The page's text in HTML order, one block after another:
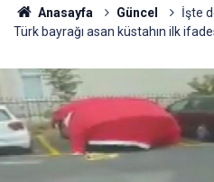
Anasayfa Güncel
İşte
Türk bayrağı asan küstahın ilk